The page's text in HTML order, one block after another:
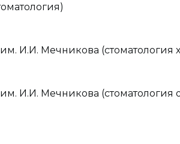
И.И. Мечникова (стоматология
И.И. Мечникова (стоматология